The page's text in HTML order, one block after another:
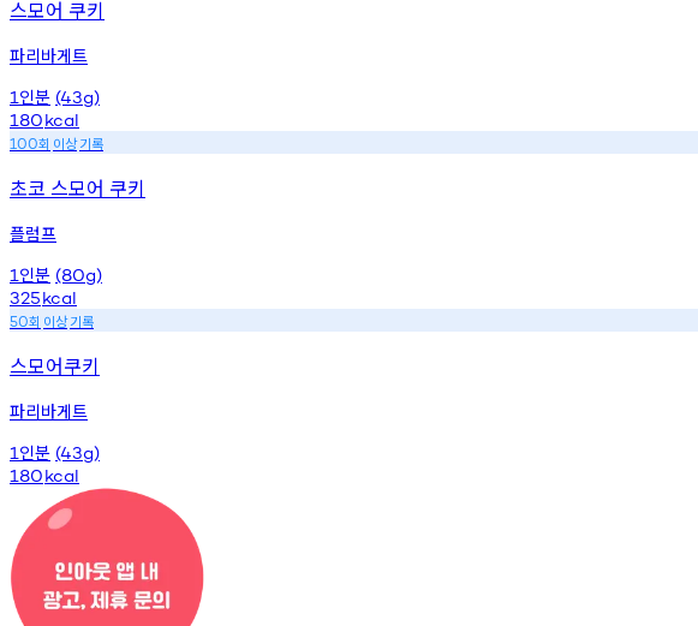
스모어 쿠키
파리바게트
1 인분 (43g)
180kcal
100회 이상기록
초코 스모어 쿠키
플럼프
1 인분 (80g)
325kcal
50회 이상기록
스모어쿠키
파리바게트
1 인분 (43g)
180kcal